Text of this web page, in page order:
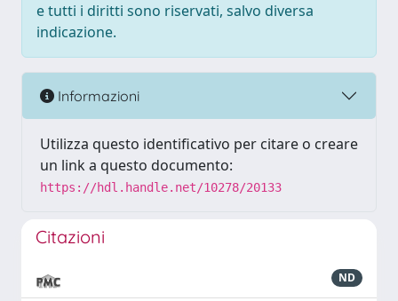
e tutti i diritti sono riservati, salvo diversa
indicazione.
Informazioni
Utilizza questo identificativo per citare o creare
un link a questo documento:
https://hdl.handle.net/10278/20133
Citazioni
ND